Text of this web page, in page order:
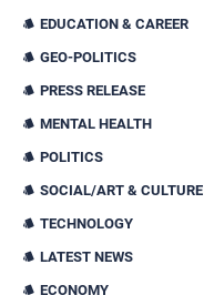
EDUCATION & CAREER
GEO-POLITICS
PRESS RELEASE
MENTAL HEALTH
POLITICS
SOCIAL/ART & CULTURE
TECHNOLOGY
LATEST NEWS
ECONOMY